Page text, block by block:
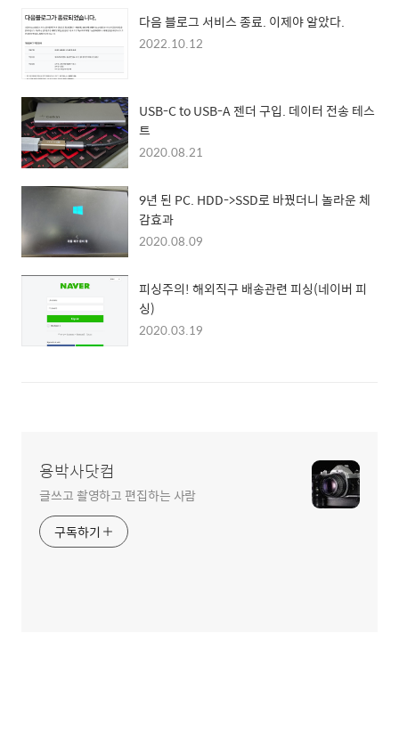
다음 블로그 서비스 종료. 이제야 알았다.
2022.10.12
USB-C to USB-A 젠더 구입. 데이터 전송 테스
트
2020.08.21
9년 된 PC. HDD->SSD로 바꿨더니 놀라운 체
감효과
2020.08.09
피싱주의! 해외직구 배송관련 피싱(네이버 피
싱)
2020.03.19
용박사닷컴
글쓰고 촬영하고 편집하는 사람
구독하기